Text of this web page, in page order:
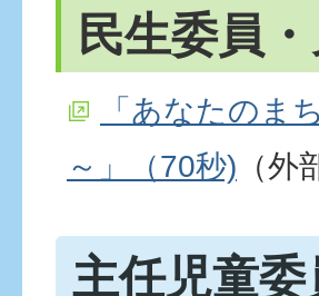
民生委員
「あなたのま
～」（70秒) （外
主任児童委